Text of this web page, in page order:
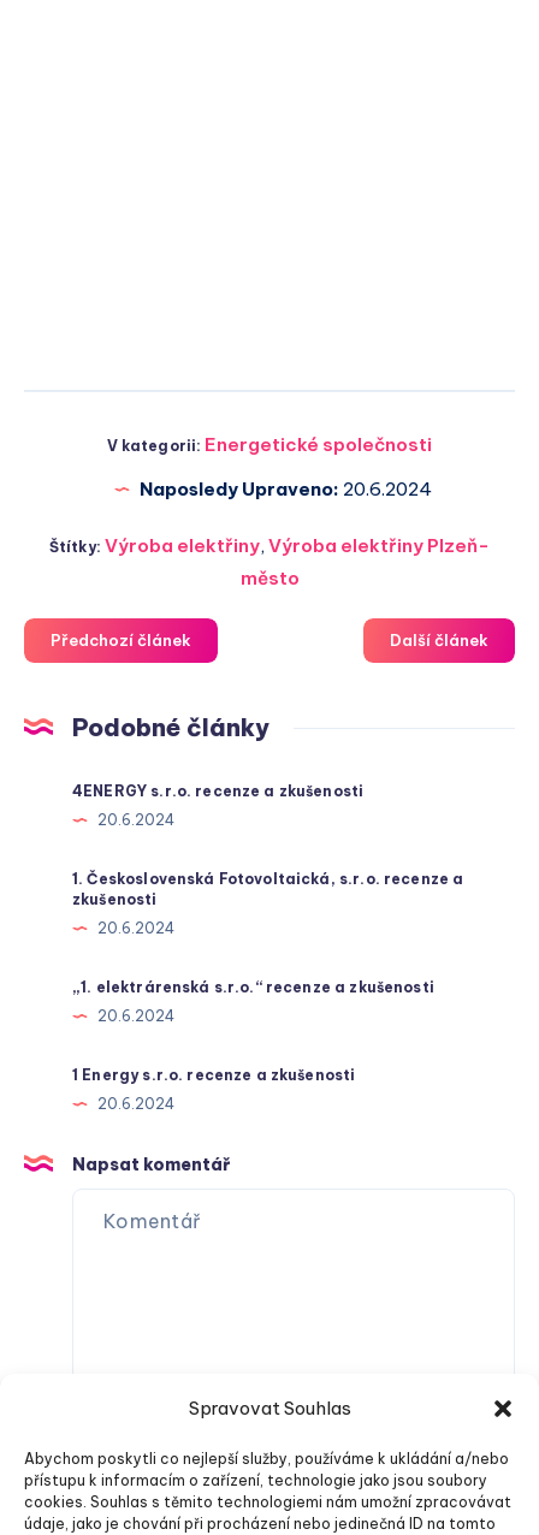
Spravovat Souhlas
Abychom poskytli co nejlepší služby, používáme k ukládání a/nebo
přístupu k informacím o zařízení, technologie jako jsou soubory
cookies. Souhlas s těmito technologiemi nám umožní zpracovávat
údaje, jako je chování při procházení nebo jedinečná ID na tomto
V kategorii: Energetické společnosti
Naposledy Upraveno: 20.6.2024
Štítky:Výroba elektřiny,Výroba elektřiny Plzeň-
město
Předchozí článek Další článek
Podobné články
4ENERGY s.r.o. recenze a zkušenosti
20.6.2024
1. Československá Fotovoltaická, s.r.o. recenze a
zkušenosti
20.6.2024
„1. elektrárenská s.r.o.“ recenze a zkušenosti
20.6.2024
1 Energy s.r.o. recenze a zkušenosti
20.6.2024
Napsat komentář